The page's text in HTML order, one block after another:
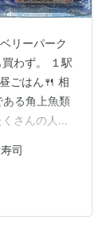
リーパーク
わず。 １駅
ごはん🍴 相
る角上魚類
さんの人、
とができ
日はどうな
られたとこ
と、いろい
寿司